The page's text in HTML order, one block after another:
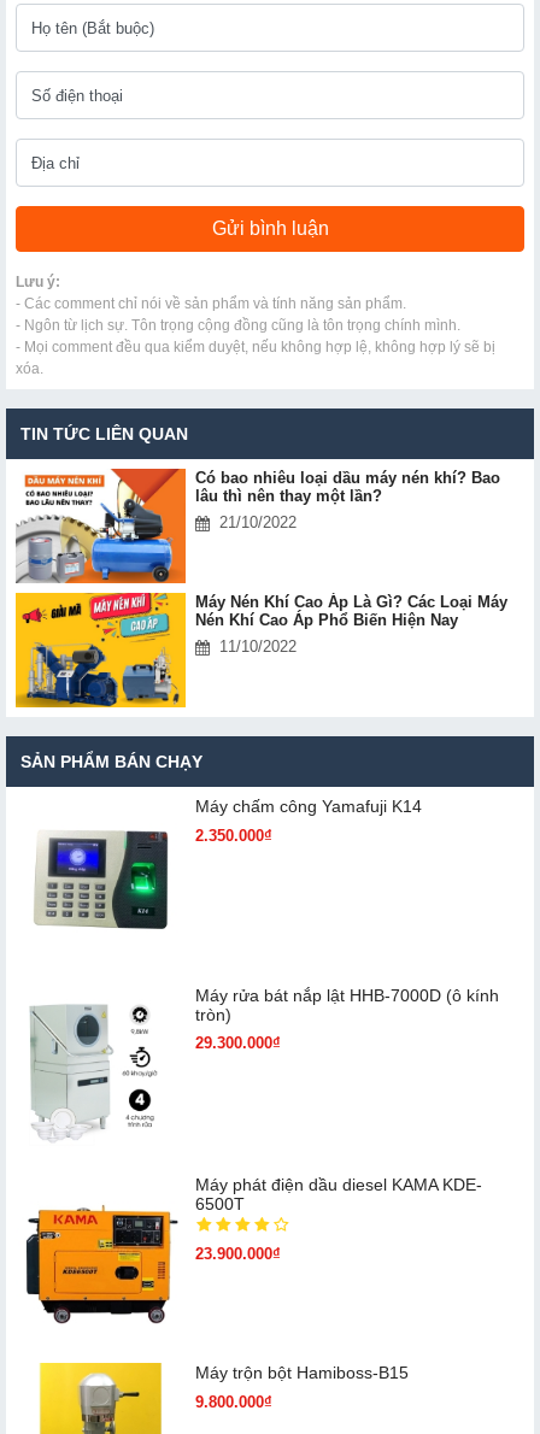
Lưu ý:
- Các comment chỉ nói về sản phẩm và tính năng sản phẩm.
- Ngôn từ lịch sự. Tôn trọng cộng đồng cũng là tôn trọng chính mình.
- Mọi comment đều qua kiểm duyệt, nếu không hợp lệ, không hợp lý sẽ bị
xóa.
TIN TỨC LIÊN QUAN
Có bao nhiêu loại dầu máy nén khí? Bao
lâu thì nên thay một lần?
21/10/2022
Máy Nén Khí Cao Áp Là Gì? Các Loại Máy
Nén Khí Cao Áp Phổ Biến Hiện Nay
11/10/2022
SẢN PHẨM BÁN CHẠY
Máy chấm cô​ng Yamafuji K14
2.350.000₫
Máy rửa bát nắp lật HHB-7000D (ô kính
tròn)
29.300.000₫
Máy phát điện dầu diesel KAMA KDE-
6500T
23.900.000₫
Máy trộn bột Hamiboss-B15
9.800.000₫